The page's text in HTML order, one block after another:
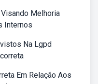
Melhoria
Internos
Na Lgpd
Em Relação Aos